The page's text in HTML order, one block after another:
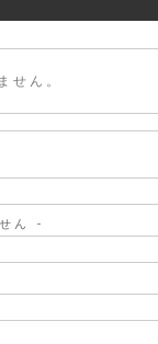
せん。
ん -